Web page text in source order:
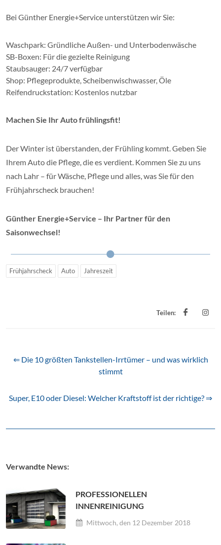
Bei Günther Energie+Service unterstützen wir Sie:
Waschpark: Gründliche Außen- und Unterbodenwäsche
SB-Boxen: Für die gezielte Reinigung
Staubsauger: 24/7 verfügbar
Shop: Pflegeprodukte, Scheibenwischwasser, Öle
Reifendruckstation: Kostenlos nutzbar
Machen Sie Ihr Auto frühlingsfit!
Der Winter ist überstanden, der Frühling kommt. Geben Sie
Ihrem Auto die Pflege, die es verdient. Kommen Sie zu uns
nach Lahr – für Wäsche, Pflege und alles, was Sie für den
Frühjahrscheck brauchen!
Günther Energie+Service – Ihr Partner für den
Saisonwechsel!
Frühjahrscheck Auto Jahreszeit
Teilen:
⇐ Die 10 größten Tankstellen-Irrtümer – und was wirklich
stimmt
Super, E10 oder Diesel: Welcher Kraftstoff ist der richtige? ⇒
Verwandte News:
PROFESSIONELLEN
INNENREINIGUNG
Mittwoch, den 12 Dezember 2018